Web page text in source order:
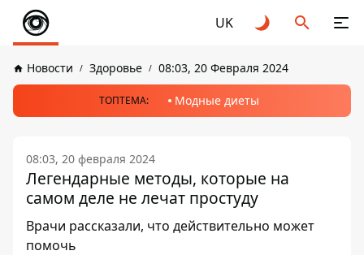
UK
Новости Здоровье 08:03, 20 Февраля 2024
ТОПТЕМА: Модные диеты
08:03, 20 февраля 2024
Легендарные методы, которые на
самом деле не лечат простуду
Врачи рассказали, что действительно может
помочь